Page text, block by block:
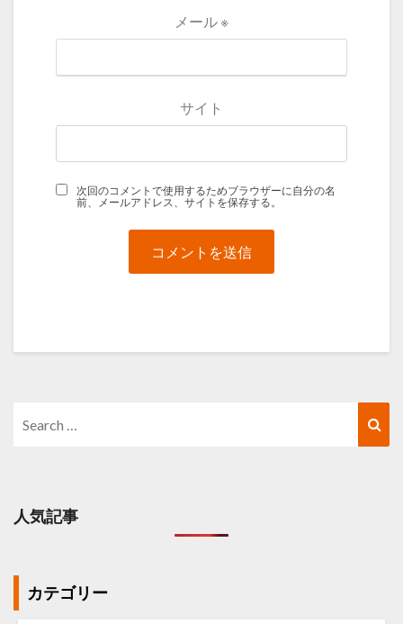
メール ※
サイト
次回のコメントで使用するためブラウザーに自分の名
前、メールアドレス、サイトを保存する。
人気記事
カテゴリー